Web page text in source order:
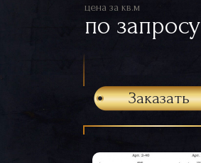
цена за кв.м
по запросу
Заказать